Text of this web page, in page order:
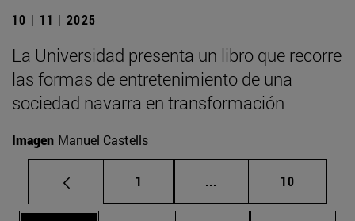
10 | 11 | 2025
La Universidad presenta un libro que recorre
las formas de entretenimiento de una
sociedad navarra en transformación
Imagen Manuel Castells
Página
1 ... Páginas intermedias
Página
10